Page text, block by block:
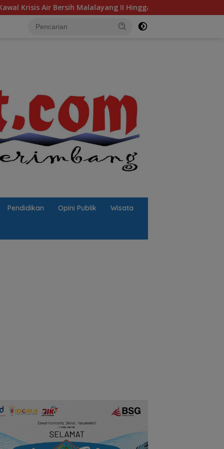
Malalayang II Hingga Perbaikan Infrastruktur
Pendidikan Opini Publik Wisata